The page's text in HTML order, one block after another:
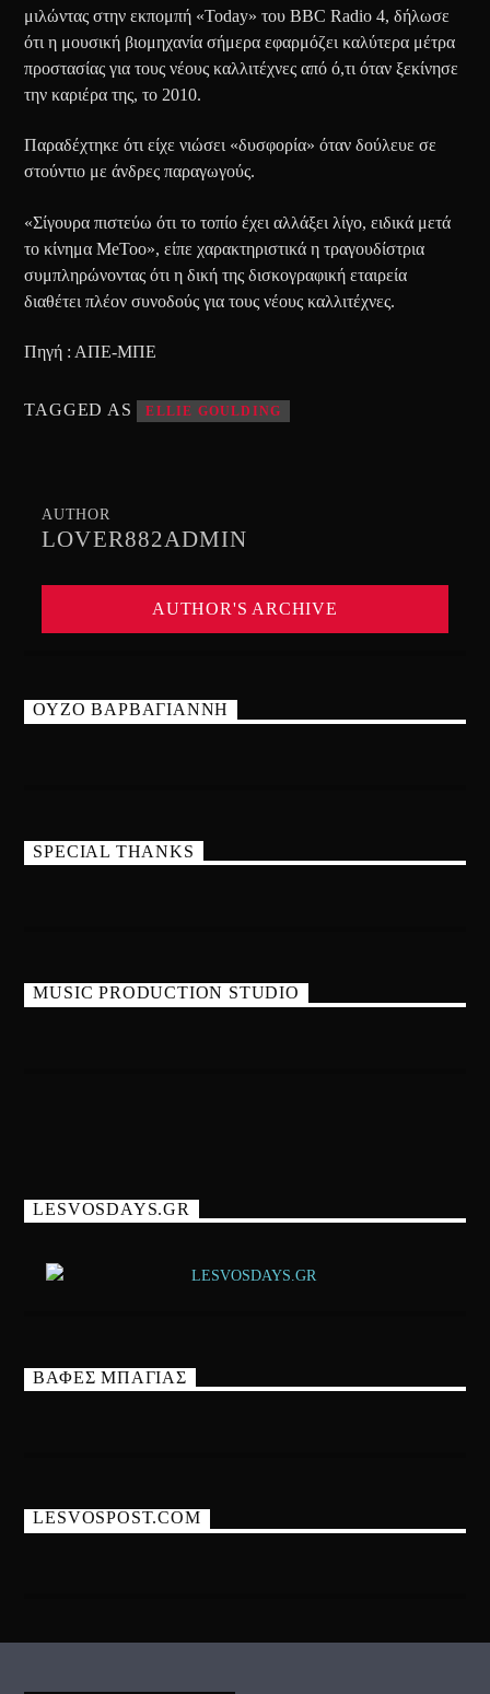
μιλώντας στην εκπομπή «Today» του BBC Radio 4, δήλωσε
ότι η μουσική βιομηχανία σήμερα εφαρμόζει καλύτερα μέτρα
προστασίας για τους νέους καλλιτέχνες από ό,τι όταν ξεκίνησε
την καριέρα της, το 2010.
Παραδέχτηκε ότι είχε νιώσει «δυσφορία» όταν δούλευε σε
στούντιο με άνδρες παραγωγούς.
«Σίγουρα πιστεύω ότι το τοπίο έχει αλλάξει λίγο, ειδικά μετά
το κίνημα MeToo», είπε χαρακτηριστικά η τραγουδίστρια
συμπληρώνοντας ότι η δική της δισκογραφική εταιρεία
διαθέτει πλέον συνοδούς για τους νέους καλλιτέχνες.
Πηγή : ΑΠΕ-ΜΠΕ
TAGGED AS ELLIE GOULDING
AUTHOR
LOVER882ADMIN
AUTHOR'S ARCHIVE
ΟΥΖΟ ΒΑΡΒΑΓΙΑΝΝΗ
SPECIAL THANKS
MUSIC PRODUCTION STUDIO
LESVOSDAYS.GR
ΒΑΦΕΣ ΜΠΑΓΙΑΣ
LESVOSPOST.COM